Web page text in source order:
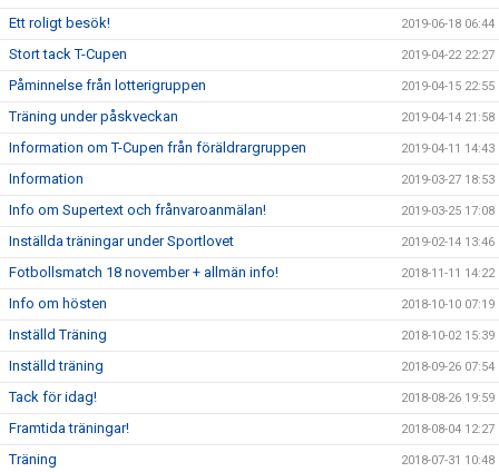
Ett roligt besök! 2019-06-18 06:44
Stort tack T-Cupen 2019-04-22 22:27
Påminnelse från lotterigruppen 2019-04-15 22:55
Träning under påskveckan 2019-04-14 21:58
Information om T-Cupen från föräldrargruppen 2019-04-11 14:43
Information 2019-03-27 18:53
Info om Supertext och frånvaroanmälan! 2019-03-25 17:08
Inställda träningar under Sportlovet 2019-02-14 13:46
Fotbollsmatch 18 november + allmän info! 2018-11-11 14:22
Info om hösten 2018-10-10 07:19
Inställd Träning 2018-10-02 15:39
Inställd träning 2018-09-26 07:54
Tack för idag! 2018-08-26 19:59
Framtida träningar! 2018-08-04 12:27
Träning 2018-07-31 10:48